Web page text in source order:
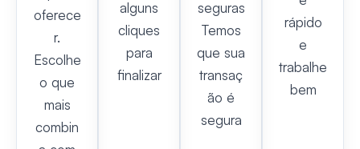
oferece
r.
Escolhe
o que
mais
combin
alguns
cliques
para
finalizar
seguras
Temos
que sua
transaç
ão é
segura
rápido
e
trabalhe
bem